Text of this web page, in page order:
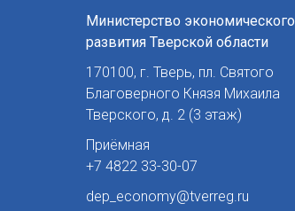
Министерство экономического
развития Тверской области
170100, г. Тверь, пл. Святого
Благоверного Князя Михаила
Тверского, д. 2 (3 этаж)
Приёмная
+7 4822 33-30-07
dep_economy@tverreg.ru